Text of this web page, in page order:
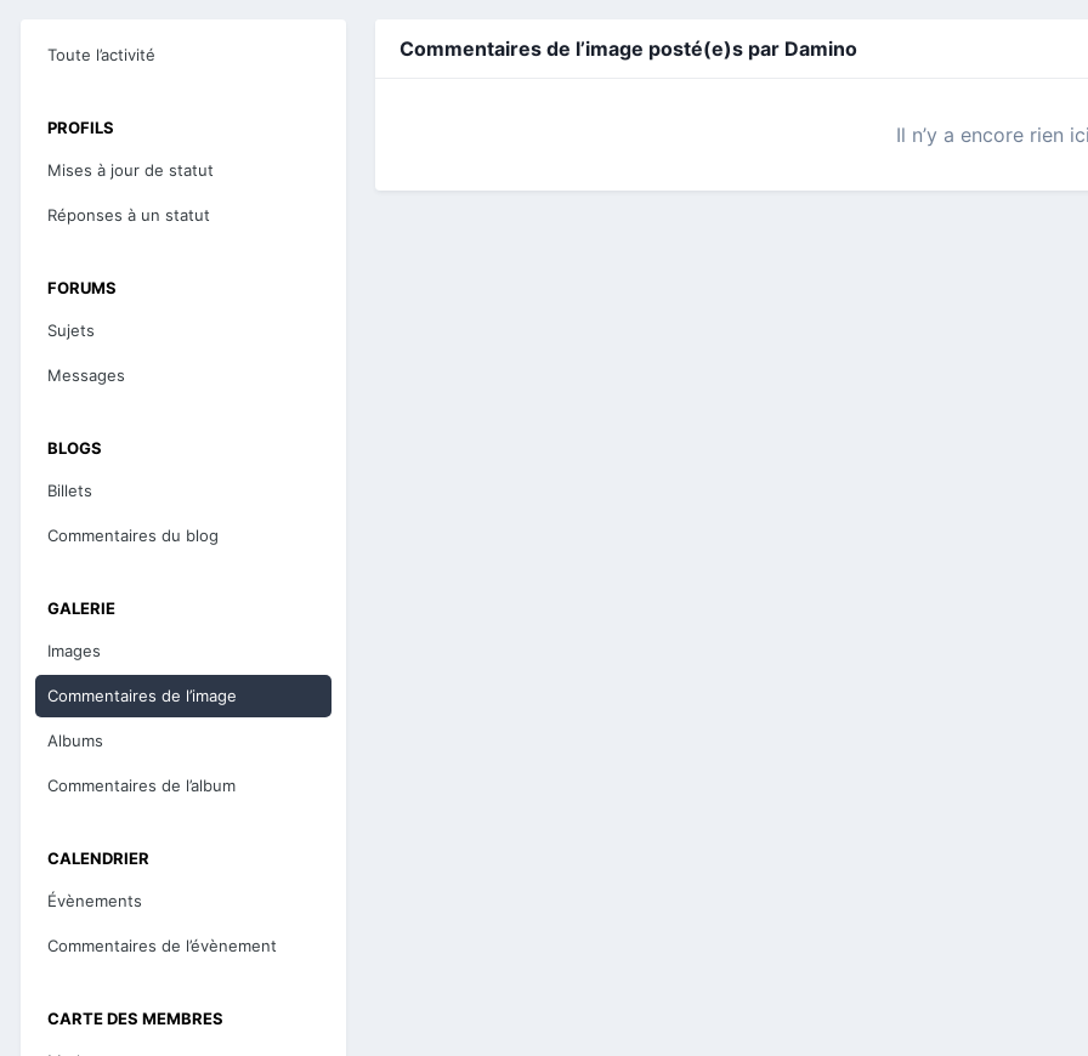
Toute l’activité
PROFILS
Mises à jour de statut
Réponses à un statut
FORUMS
Sujets
Messages
BLOGS
Billets
Commentaires du blog
GALERIE
Images
Commentaires de l’image
Albums
Commentaires de l’album
CALENDRIER
Évènements
Commentaires de l’évènement
CARTE DES MEMBRES
Commentaires de l’image posté(e)s par Damino
Il n’y a encore rien